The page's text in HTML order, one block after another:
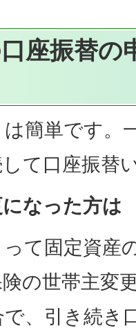
座振替の
簡単です。
て口座振替
なった方は
て固定資産
の世帯主変
、引き続き